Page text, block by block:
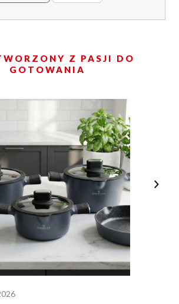
Z PASJI DO
GOTOWANIA